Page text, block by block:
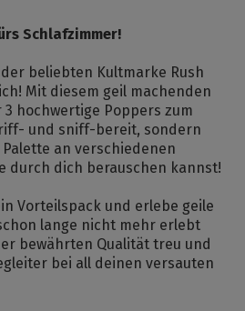
Schlafzimmer!
beliebten Kultmarke Rush
Mit diesem geil machenden
hochwertige Poppers zum
und sniff-bereit, sondern
an verschiedenen
durch dich berauschen kannst!
Vorteilspack und erlebe geile
lange nicht mehr erlebt
bewährten Qualität treu und
bei all deinen versauten